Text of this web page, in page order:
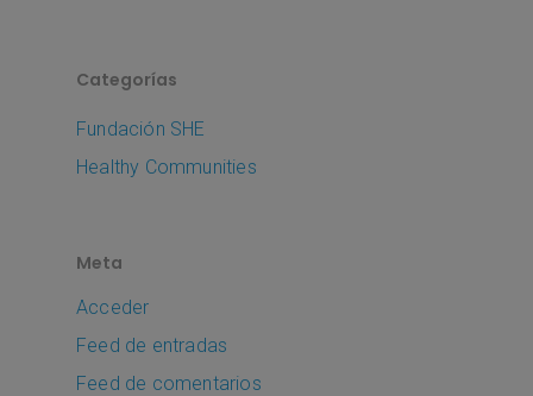
Categorías
Fundación SHE
Healthy Communities
Meta
Acceder
Feed de entradas
Feed de comentarios